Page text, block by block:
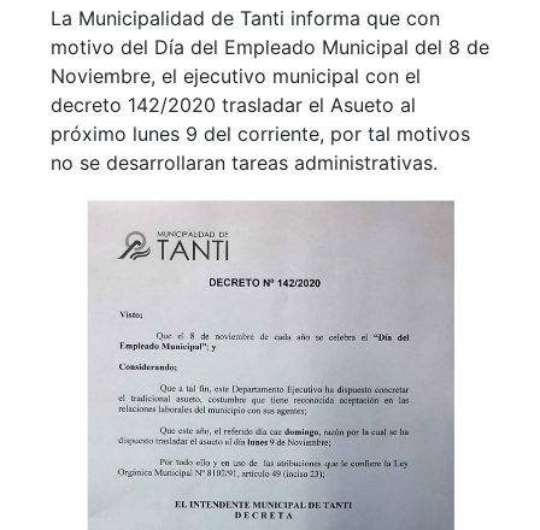
La Municipalidad de Tanti informa que con
motivo del Día del Empleado Municipal del 8 de
Noviembre, el ejecutivo municipal con el
decreto 142/2020 trasladar el Asueto al
próximo lunes 9 del corriente, por tal motivos
no se desarrollaran tareas administrativas.